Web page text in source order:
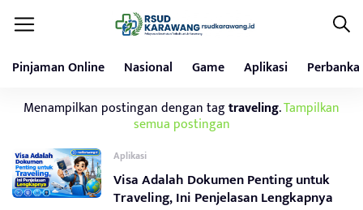
Pinjaman Online Nasional Game Aplikasi
Menampilkan postingan dengan tagtraveling.Tampilkan
semua postingan
Aplikasi
Visa Adalah Dokumen Penting untuk
Traveling, Ini Penjelasan Lengkapnya